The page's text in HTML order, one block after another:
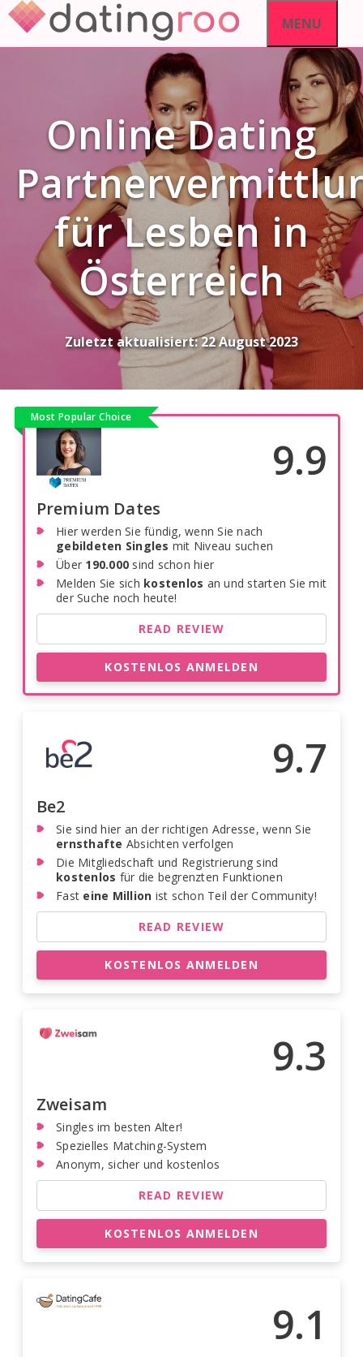
Skip
content
MENU
Online Dating
für Lesben in
Österreich
Zuletzt aktualisiert:22 August 2023
Most Popular Choice
9.9
Premium Dates
Hier werden Sie fündig, wenn Sie nach
gebildeten Singles mit Niveau suchen
Über 190.000 sind schon hier
Melden Sie sich kostenlos an und starten Sie mit
der Suche noch heute!
READ REVIEW
KOSTENLOS ANMELDEN
9.7
Be2
Sie sind hier an der richtigen Adresse, wenn Sie
ernsthafte Absichten verfolgen
Die Mitgliedschaft und Registrierung sind
kostenlos für die begrenzten Funktionen
Fast eine Million ist schon Teil der Community!
READ REVIEW
KOSTENLOS ANMELDEN
9.3
Zweisam
Singles im besten Alter!
Spezielles Matching-System
Anonym, sicher und kostenlos
READ REVIEW
KOSTENLOS ANMELDEN
9.1